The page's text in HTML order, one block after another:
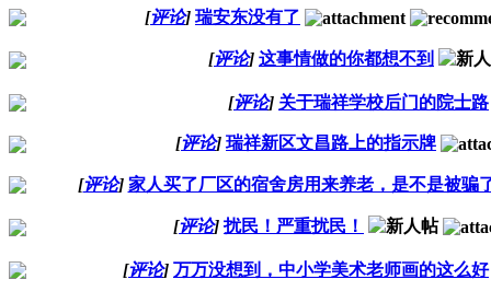
[评论] 瑞安东没有了
[评论] 这事情做的你都想不到
[评论] 关于瑞祥学校后门的院士路
[评论] 瑞祥新区文昌路上的指示牌
[评论] 家人买了厂区的宿舍房用来养老，是不是被骗
[评论] 扰民！严重扰民！
[评论] 万万没想到，中小学美术老师画的这么好